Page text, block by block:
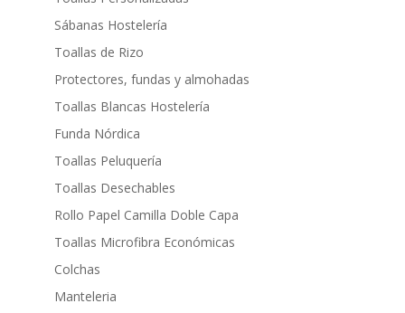
Sábanas Hostelería
Toallas de Rizo
Protectores, fundas y almohadas
Toallas Blancas Hostelería
Funda Nórdica
Toallas Peluquería
Toallas Desechables
Rollo Papel Camilla Doble Capa
Toallas Microfibra Económicas
Colchas
Manteleria